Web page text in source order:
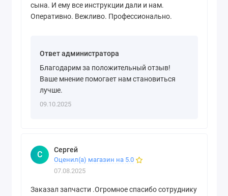
сына. И ему все инструкции дали и нам.
Оперативно. Вежливо. Профессионально.
Ответ администратора
Благодарим за положительный отзыв!
Ваше мнение помогает нам становиться
лучше.
09.10.2025
С Сергей
Оценил(а) магазин на 5.0
07.08.2025
Заказал запчасти .Огромное спасибо сотруднику